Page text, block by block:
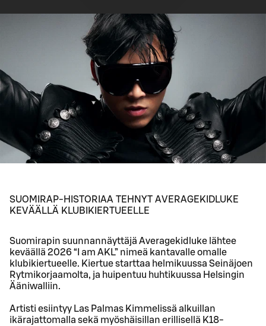
SUOMIRAP-HISTORIAA TEHNYT AVERAGEKIDLUKE
KEVÄÄLLÄ KLUBIKIERTUEELLE
Suomirapin suunnannäyttäjä Averagekidluke lähtee
keväällä 2026 “I am AKL” nimeä kantavalle omalle
klubikiertueelle. Kiertue starttaa helmikuussa Seinäjoen
Rytmikorjaamolta, ja huipentuu huhtikuussa Helsingin
Ääniwalliin.
Artisti esiintyy Las Palmas Kimmelissä alkuillan
ikärajattomalla sekä myöshäisillan erillisellä K18-